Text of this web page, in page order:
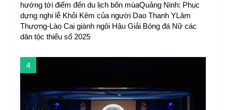
hướng tới điểm đến du lịch bốn mùaQuảng Ninh: Phục
dựng nghi lễ Khỏi Kêm của người Dao Thanh YLâm
Thượng-Lào Cai giành ngôi Hậu Giải Bóng đá Nữ các
dân tộc thiểu số 2025
4